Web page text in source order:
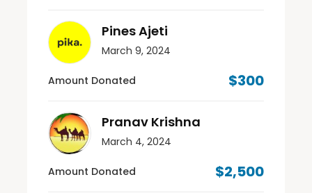
Pines Ajeti
March 9, 2024
Amount Donated $300
Pranav Krishna
March 4, 2024
Amount Donated $2,500